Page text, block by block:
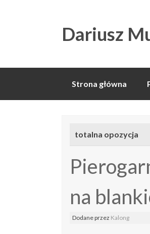
Dariusz
Skip
Strona główna
totalna opozycja
na
Dodaneprzez Kalong